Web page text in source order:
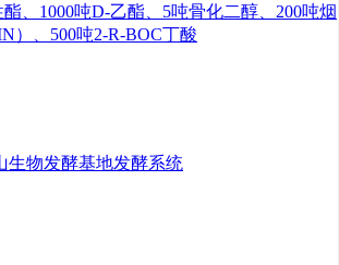
私享会
、1000吨D-乙酯、5吨骨化二醇、200吨烟
）、500吨2-R-BOC丁酸
生物发酵基地发酵系统